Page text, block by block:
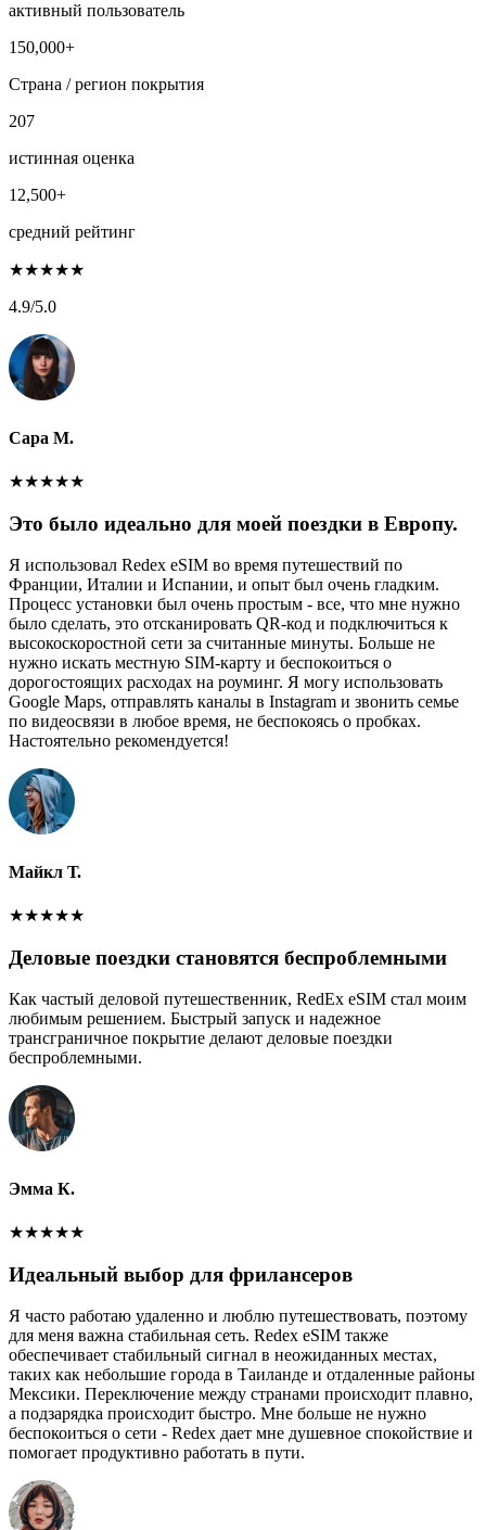
активный пользователь
150,000+
Страна / регион покрытия
207
истинная оценка
12,500+
средний рейтинг
★★★★★
4.9/5.0
Сара М.
★★★★★
Это было идеально для моей поездки в Европу.
Я использовал Redex eSIM во время путешествий по
Франции, Италии и Испании, и опыт был очень гладким.
Процесс установки был очень простым - все, что мне нужно
было сделать, это отсканировать QR-код и подключиться к
высокоскоростной сети за считанные минуты. Больше не
нужно искать местную SIM-карту и беспокоиться о
дорогостоящих расходах на роуминг. Я могу использовать
Google Maps, отправлять каналы в Instagram и звонить семье
по видеосвязи в любое время, не беспокоясь о пробках.
Настоятельно рекомендуется!
Майкл Т.
★★★★★
Деловые поездки становятся беспроблемными
Как частый деловой путешественник, RedEx eSIM стал моим
любимым решением. Быстрый запуск и надежное
трансграничное покрытие делают деловые поездки
беспроблемными.
Эмма К.
★★★★★
Идеальный выбор для фрилансеров
Я часто работаю удаленно и люблю путешествовать, поэтому
для меня важна стабильная сеть. Redex eSIM также
обеспечивает стабильный сигнал в неожиданных местах,
таких как небольшие города в Таиланде и отдаленные районы
Мексики. Переключение между странами происходит плавно,
а подзарядка происходит быстро. Мне больше не нужно
беспокоиться о сети - Redex дает мне душевное спокойствие и
помогает продуктивно работать в пути.